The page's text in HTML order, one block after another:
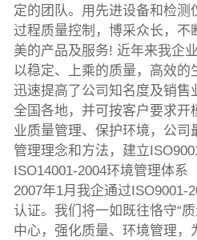
定的团队。用先进设备和检测
过程质量控制，博采众长，不
美的产品及服务! 近年来我企
以稳定、上乘的质量，高效的
迅速提高了公司知名度及销售
全国各地，并可按客户要求开
业质量管理、保护环境，公司
管理理念和方法，建立
ISO14001-2004环境管理体系
2007年1月我企通过ISO9001-
认证。我们将一如既往恪守“
中心，强化质量、环境管理，